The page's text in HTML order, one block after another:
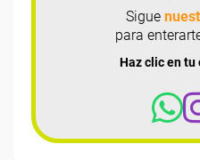
Sigue
para
Haz clic en